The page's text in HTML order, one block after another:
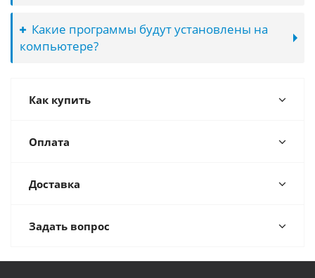
Какие программы будут установлены на
компьютере?
Как купить
Оплата
Доставка
Задать вопрос